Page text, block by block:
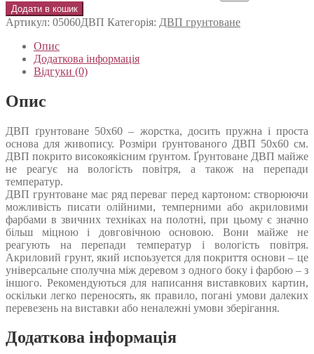
Додати в кошик
Артикул: 05060ДВП Категорія: ДВП грунтоване
Опис
Додаткова інформація
Відгуки (0)
Опис
ДВП ґрунтоване 50х60 – жорстка, досить пружна і проста
основа для живопису. Розміри ґрунтованого ДВП 50х60 см.
ДВП покрито високоякісним ґрунтом. Ґрунтоване ДВП майже
не реагує на вологість повітря, а також на перепади
температур.
ДВП грунтоване має ряд переваг перед картоном: створюючи
можливість писати олійними, темперними або акриловими
фарбами в звичних техніках на полотні, при цьому є значно
більш міцною і довговічною основою. Вони майже не
реагують на перепади температур і вологість повітря.
Акриловий грунт, який испоьзуется для покриття основи – це
універсальне сполучна між деревом з одного боку і фарбою – з
іншого. Рекомендуються для написання виставкових картин,
оскільки легко переносять, як правило, погані умови далеких
перевезень на виставки або неналежні умови зберігання.
Додаткова інформація